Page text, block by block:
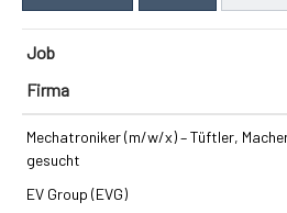
Job
Firma
Mechatroniker (m/w/x) – Tüftler,
gesucht
EV Group (EVG)